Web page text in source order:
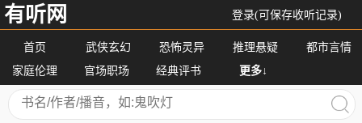
有听网 登录(可保存收听记录)
首页 武侠玄幻 恐怖灵异 推理悬疑
都市言情
家庭伦理
官场职场 经典评书 更多↓